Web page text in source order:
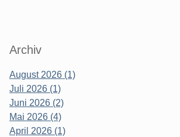
Archiv
August 2026 (1)
Juli 2026 (1)
Juni 2026 (2)
Mai 2026 (4)
April 2026 (1)